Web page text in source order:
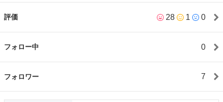
評価 28 1 0
フォロー中 0
フォロワー 7